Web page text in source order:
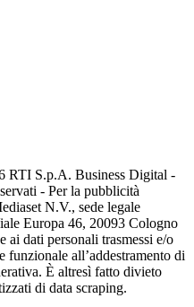
RTI S.p.A. Business Digital -
- Per la pubblicità
N.V., sede legale
Europa 46, 20093 Cologno
ai dati personali trasmessi e/o
all’addestramento di
È altresì fatto divieto
di data scraping.